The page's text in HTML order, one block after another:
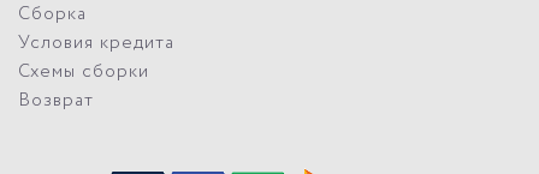
Сборка
Условия кредита
Схемы сборки
Возврат